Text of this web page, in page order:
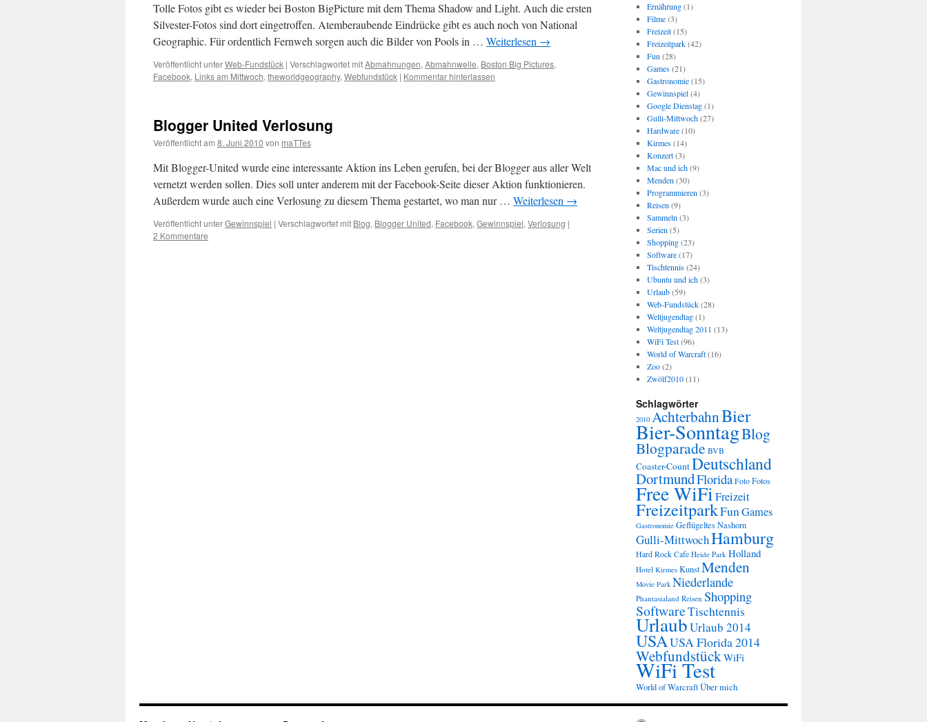
Tolle Fotos gibt es wieder bei Boston BigPicture mit dem Thema Shadow and Light. Auch die ersten
Silvester-Fotos sind dort eingetroffen. Atemberaubende Eindrücke gibt es auch noch von National
Geographic. Für ordentlich Fernweh sorgen auch die Bilder von Pools in … Weiterlesen →
Veröffentlicht unterWeb-Fundstück | Verschlagwortet mitAbmahnungen, Abmahnwelle, Boston Big Pictures,
Facebook, Links am Mittwoch, theworldgeography, Webfundstück | Kommentar hinterlassen
Blogger United Verlosung
Veröffentlicht am 8. Juni 2010 von maTTes
Mit Blogger-United wurde eine interessante Aktion ins Leben gerufen, bei der Blogger aus aller Welt
vernetzt werden sollen. Dies soll unter anderem mit der Facebook-Seite dieser Aktion funktionieren.
Außerdem wurde auch eine Verlosung zu diesem Thema gestartet, wo man nur … Weiterlesen →
Veröffentlicht unterGewinnspiel | Verschlagwortet mit Blog, Blogger United, Facebook, Gewinnspiel, Verlosung |
2 Kommentare
Ernährung(1)
Filme(3)
Freizeit(15)
Freizeitpark(42)
Fun (28)
Games(21)
Gastronomie(15)
Gewinnspiel(4)
Google Dienstag(1)
Gulli-Mittwoch(27)
Hardware(10)
Kirmes(14)
Konzert(3)
Mac und ich(9)
Menden (30)
Programmieren (3)
Reisen (9)
Sammeln (3)
Serien (5)
Shopping(23)
Software(17)
Tischtennis(24)
Ubuntu und ich(3)
Urlaub(59)
Web-Fundstück(28)
Weltjugendtag(1)
Weltjugendtag 2011 (13)
WiFi Test(96)
World of Warcraft(16)
Zoo(2)
Zwölf2010(11)
Schlagwörter
2010 AchterbahnBier
Bier-SonntagBlog
Blogparade BVB
Coaster-CountDeutschland
DortmundFlorida Foto Fotos
Free WiFiFreizeit
FreizeitparkFunGames
Gastronomie Geflügeltes Nashorn
Gulli-MittwochHamburg
Hard Rock Cafe Heide Park Holland
Hotel Kirmes KunstMenden
Movie Park Niederlande
Phantasialand Reisen Shopping
SoftwareTischtennis
UrlaubUrlaub 2014
USAUSA Florida 2014
WebfundstückWiFi
WiFi Test
World of WarcraftÜber mich